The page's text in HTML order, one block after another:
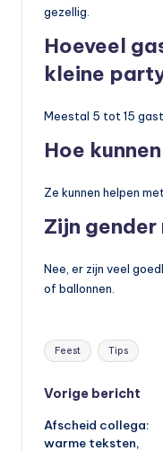
gezellig.
Hoeveel
kleine
Meestal 5 tot 15
Hoe
Ze kunnen helpen
Zijn gender
Nee, er zijn veel
of ballonnen.
Tags:
Feest Tips
Bericht
navigatie
Vorige bericht
Afscheid collega:
warme teksten,